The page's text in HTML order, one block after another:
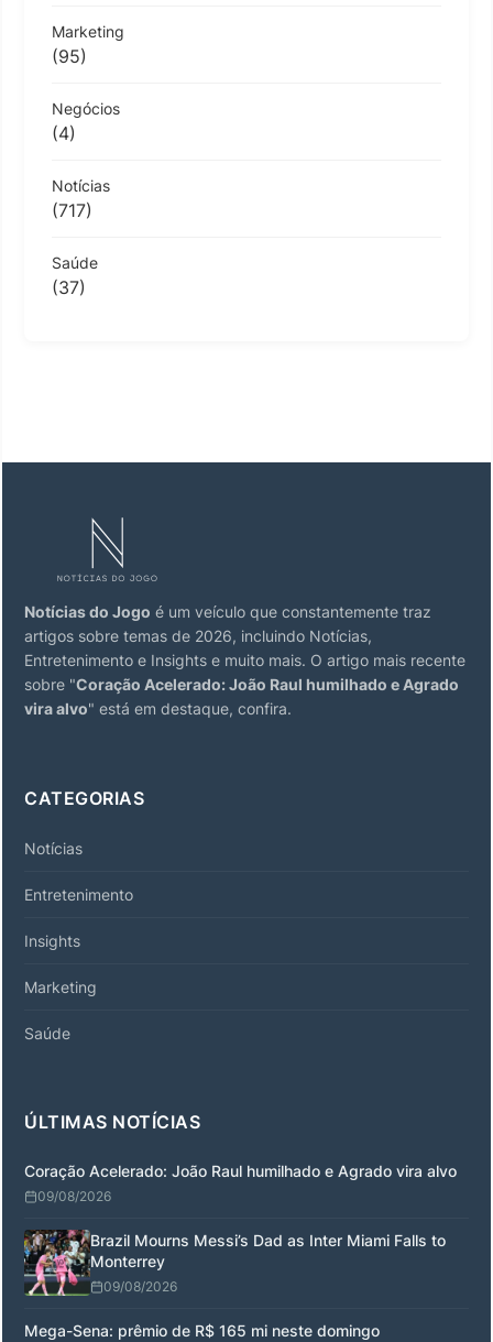
Marketing
(95)
Negócios
(4)
Notícias
(717)
Saúde
(37)
Notícias do Jogo é um veículo que constantemente traz
artigos sobre temas de 2026, incluindo Notícias,
Entretenimento e Insights e muito mais. O artigo mais recente
sobre "Coração Acelerado: João Raul humilhado e Agrado
vira alvo" está em destaque, confira.
CATEGORIAS
Notícias
Entretenimento
Insights
Marketing
Saúde
ÚLTIMAS NOTÍCIAS
Coração Acelerado: João Raul humilhado e Agrado vira alvo
09/08/2026
Brazil Mourns Messi’s Dad as Inter Miami Falls to
Monterrey
09/08/2026
Mega-Sena: prêmio de R$ 165 mi neste domingo